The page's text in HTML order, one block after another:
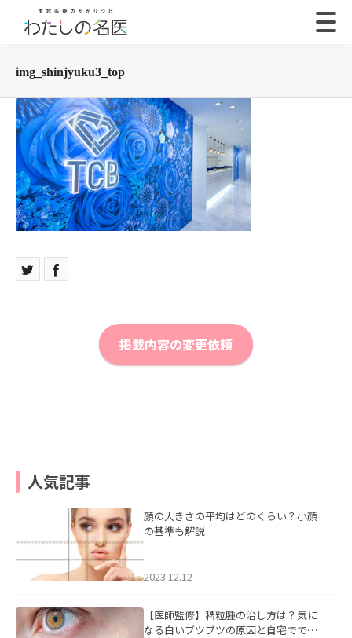
img_shinjyuku3_top
掲載内容の変更依頼
人気記事
顔の大きさの平均はどのくらい？小顔
の基準も解説
2023.12.12
【医師監修】稗粒腫の治し方は？気に
なる白いブツブツの原因と自宅ででき